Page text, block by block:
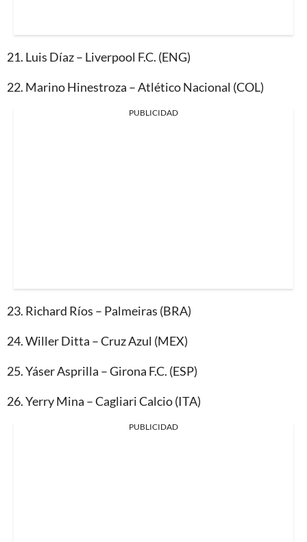
21.⁠ ⁠Luis Díaz – Liverpool F.C. (ENG)
22.⁠ ⁠Marino Hinestroza – Atlético Nacional (COL)
PUBLICIDAD
23.⁠ ⁠Richard Ríos – Palmeiras (BRA)
24.⁠ ⁠Willer Ditta – Cruz Azul (MEX)
25.⁠ ⁠Yáser Asprilla – Girona F.C. (ESP)
26.⁠ ⁠Yerry Mina – Cagliari Calcio (ITA)
PUBLICIDAD